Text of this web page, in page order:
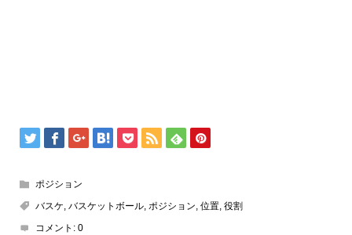
ポジション
バスケ, バスケットボール, ポジション, 位置, 役割
コメント: 0